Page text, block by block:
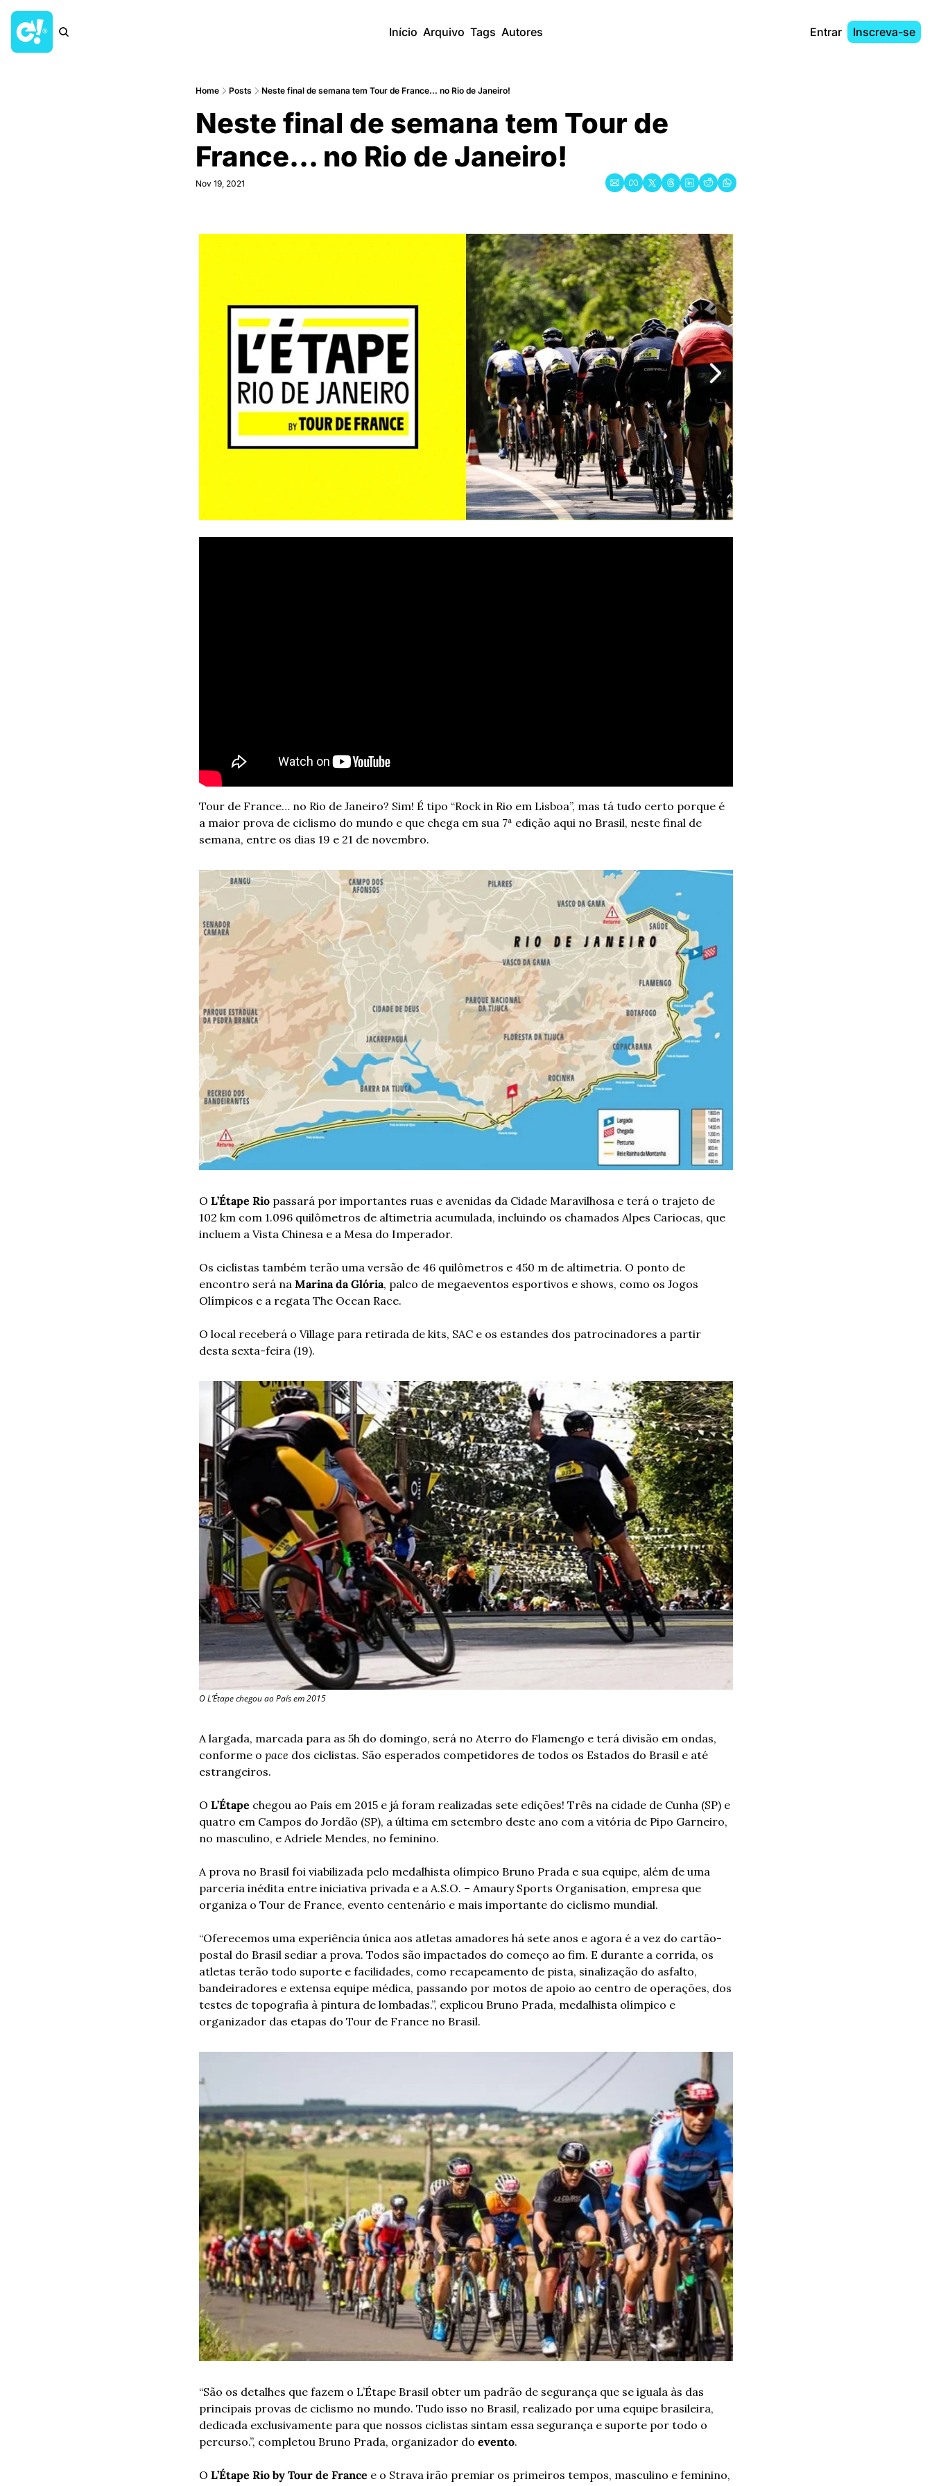
Início Arquivo Tags Autores Entrar Inscreva-se
Home Posts Neste final de semana tem Tour de France... no Rio de Janeiro!
Neste final de semana tem Tour de
France... no Rio de Janeiro!
Nov 19, 2021
Tour de France… no Rio de Janeiro? Sim! É tipo “Rock in Rio em Lisboa”, mas tá tudo certo porque é
a maior prova de ciclismo do mundo e que chega em sua 7ª edição aqui no Brasil, neste final de
semana, entre os dias 19 e 21 de novembro.
O L’Étape Rio passará por importantes ruas e avenidas da Cidade Maravilhosa e terá o trajeto de
102 km com 1.096 quilômetros de altimetria acumulada, incluindo os chamados Alpes Cariocas, que
incluem a Vista Chinesa e a Mesa do Imperador.
Os ciclistas também terão uma versão de 46 quilômetros e 450 m de altimetria. O ponto de
encontro será na Marina da Glória, palco de megaeventos esportivos e shows, como os Jogos
Olímpicos e a regata The Ocean Race.
O local receberá o Village para retirada de kits, SAC e os estandes dos patrocinadores a partir
desta sexta-feira (19).
O L’Étape chegou ao País em 2015
A largada, marcada para as 5h do domingo, será no Aterro do Flamengo e terá divisão em ondas,
conforme o pace dos ciclistas. São esperados competidores de todos os Estados do Brasil e até
estrangeiros.
O L’Étape chegou ao País em 2015 e já foram realizadas sete edições! Três na cidade de Cunha (SP) e
quatro em Campos do Jordão (SP), a última em setembro deste ano com a vitória de Pipo Garneiro,
no masculino, e Adriele Mendes, no feminino.
A prova no Brasil foi viabilizada pelo medalhista olímpico Bruno Prada e sua equipe, além de uma
parceria inédita entre iniciativa privada e a A.S.O. – Amaury Sports Organisation, empresa que
organiza o Tour de France, evento centenário e mais importante do ciclismo mundial.
“Oferecemos uma experiência única aos atletas amadores há sete anos e agora é a vez do cartão-
postal do Brasil sediar a prova. Todos são impactados do começo ao fim. E durante a corrida, os
atletas terão todo suporte e facilidades, como recapeamento de pista, sinalização do asfalto,
bandeiradores e extensa equipe médica, passando por motos de apoio ao centro de operações, dos
testes de topografia à pintura de lombadas.”, explicou Bruno Prada, medalhista olímpico e
organizador das etapas do Tour de France no Brasil.
“São os detalhes que fazem o L’Étape Brasil obter um padrão de segurança que se iguala às das
principais provas de ciclismo no mundo. Tudo isso no Brasil, realizado por uma equipe brasileira,
dedicada exclusivamente para que nossos ciclistas sintam essa segurança e suporte por todo o
percurso.”, completou Bruno Prada, organizador do evento.
O L’Étape Rio by Tour de France e o Strava irão premiar os primeiros tempos, masculino e feminino,